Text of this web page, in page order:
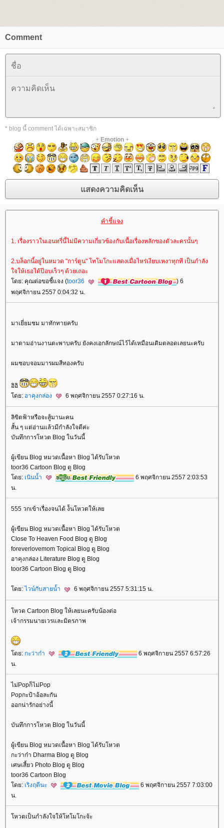
Comment
* blog นี้ comment ได้เฉพาะสมาชิก
+ Emotion+
คำชี้แจง
1. เรื่องราวในเอนทรี่นี้ไม่มีความเกี่ยวข้องกับเนื้อเรื่องหลักของตัวละครนั้นๆ
2.บล็อกนี้อยู่ในหมวด "การ์ตูน" โทโมโกะแสดงเมื่อไหร่เงียบเหงาทุกที เป็นกำลัง
จให้เธอได้ป๊อบเร็วๆ ด้วยเถอะ
ดย: คุณต่อขอชี้แจง (toor36
) 6
พฤศจิกายน 2557 0:04:32 น.
มาเยี่ยมชม มาทักทายครับ
มาตามอ่านงานตะพาบครับ ยังคงเอกลักษณ์ไว้ได้เหมือนเดิมตลอดเลยนะครับ
ผมชอบจอมมารผมสีทองครับ
อิอิ
ดย: อาคุงกล่อง 6 พฤศจิกายน 2557 0:27:16 น.
ลิขิตฟ้าหรือจะสู้มานะคน
สั้น ๆ แต่อ่านแล้วมีกำลังใจดีค่ะ
บันทึกการโหวต Blog ในวันนี้
ผู้เขียน Blog หมวดเนื้อหา Blog ได้รับโหวต
toor36 Cartoon Blog ดู Blog
ดย: เนินน้ำ
6 พฤศจิกายน 2557 2:03:53
น.
555 วกเข้าเรื่องจนได้ ง้้นโหวตให้เล
ผู้เขียน Blog หมวดเนื้อหา Blog ได้รับโหวต
Close To Heaven Food Blog ดู Blog
foreverlovemom Topical Blog ดู Blog
อาคุงกล่อง Literature Blog ดู Blog
toor36 Cartoon Blog ดู Blog
ดย: ไวน์กับสายน้ำ 6 พฤศจิกายน 2557 5:31:15 น.
หวต Cartoon Blog ให้เลยนะครับน้องต่อ
เจ้ากรรมนายเวรและมิตรภาพ
ดย: กะว่าก๋า
6 พฤศจิกายน 2557 6:57:26
น.
ไม่Popก็ไม่Pop
Popกะป้าอ้อละกัน
ออกน่ารักอย่างนี้
บันทึกการโหวต Blog ในวันนี้
ผู้เขียน Blog หมวดเนื้อหา Blog ได้รับโหวต
กะว่าก๋า Dharma Blog ดู Blog
เศษเสี้ยว Photo Blog ดู Blog
toor36 Cartoon Blog
ดย: เริงฤดีนะ
6 พฤศจิกายน 2557 7:03:00
น.
หวตเป็นกำลังใจให้โทโมโกะจ้ะ